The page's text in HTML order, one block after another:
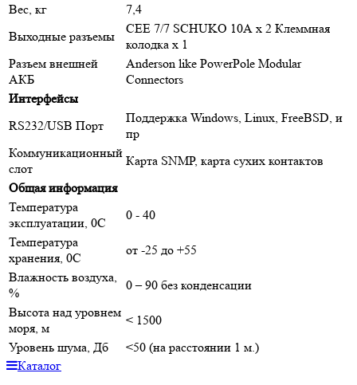
Вес, кг
7,4
Выходные разъемы
CEE 7/7 SCHUKO 10А х 2 Клеммная
колодка х 1
Разъем внешней
АКБ
Anderson like PowerPole Modular
Connectors
Интерфейсы
RS232/USB Порт
Поддержка Windows, Linux, FreeBSD, и
пр
Коммуникационный
слот
Карта SNMP, карта сухих контактов
Общая информация
Температура
эксплуатации, 0С
0 - 40
Температура
хранения, 0С
от -25 до +55
Влажность воздуха,
%
0 – 90 без конденсации
Высота над уровнем
моря, м
< 1500
Уровень шума, Дб
<50 (на расстоянии 1 м.)
Каталог